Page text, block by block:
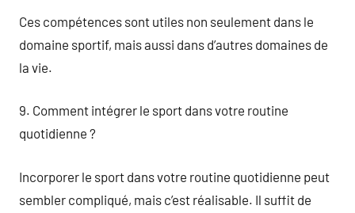
Ces compétences sont utiles non seulement dans le
domaine sportif, mais aussi dans d’autres domaines de
la vie.
9. Comment intégrer le sport dans votre routine
quotidienne ?
Incorporer le sport dans votre routine quotidienne peut
sembler compliqué, mais c’est réalisable. Il suffit de